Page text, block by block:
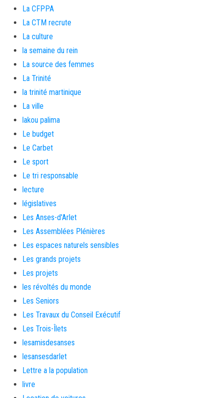
La CFPPA
La CTM recrute
La culture
la semaine du rein
La source des femmes
La Trinité
la trinité martinique
La ville
lakou palima
Le budget
Le Carbet
Le sport
Le tri responsable
lecture
législatives
Les Anses-d'Arlet
Les Assemblées Plénières
Les espaces naturels sensibles
Les grands projets
Les projets
les révoltés du monde
Les Seniors
Les Travaux du Conseil Exécutif
Les Trois-Îlets
lesamisdesanses
lesansesdarlet
Lettre a la population
livre